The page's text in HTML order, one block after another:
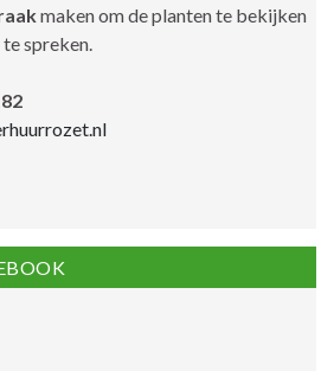
maken om de planten te bekijken
spreken.